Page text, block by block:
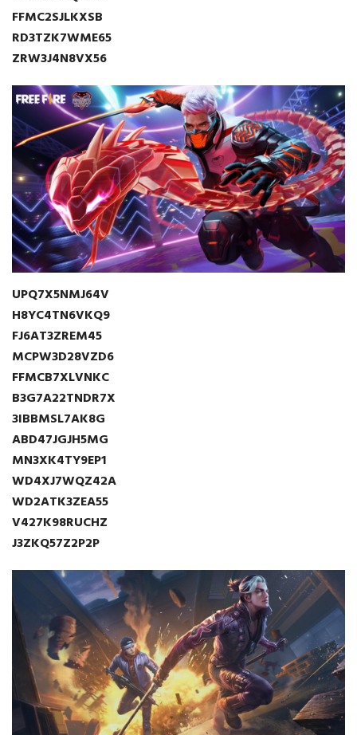
FFMC2SJLKXSB
RD3TZK7WME65
ZRW3J4N8VX56
UPQ7X5NMJ64V
H8YC4TN6VKQ9
FJ6AT3ZREM45
MCPW3D28VZD6
FFMCB7XLVNKC
B3G7A22TNDR7X
3IBBMSL7AK8G
ABD47JGJH5MG
MN3XK4TY9EP1
WD4XJ7WQZ42A
WD2ATK3ZEA55
V427K98RUCHZ
J3ZKQ57Z2P2P